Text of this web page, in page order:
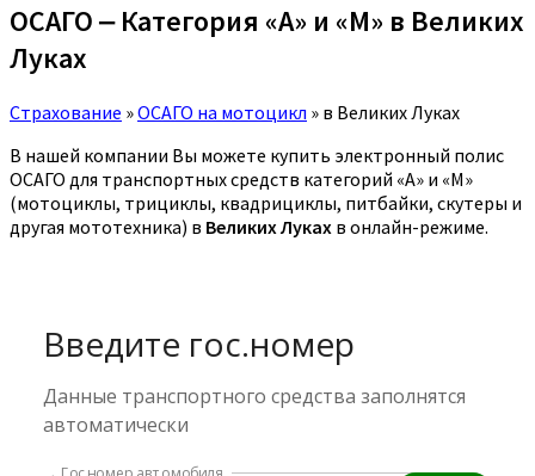
ОСАГО ‒ Категория «A» и «M» в Великих
Луках
Страхование »ОСАГО на мотоцикл » в Великих Луках
В нашей компании Вы можете купить электронный полис
ОСАГО для транспортных средств категорий «A» и «M»
(мотоциклы, трициклы, квадрициклы, питбайки, скутеры и
другая мототехника) в Великих Луках в онлайн-режиме.